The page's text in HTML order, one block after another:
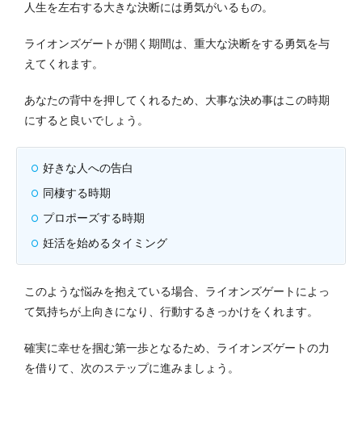
人生を左右する大きな決断には勇気がいるもの。
ライオンズゲートが開く期間は、重大な決断をする勇気を与
えてくれます。
あなたの背中を押してくれるため、大事な決め事はこの時期
にすると良いでしょう。
好きな人への告白
同棲する時期
プロポーズする時期
妊活を始めるタイミング
このような悩みを抱えている場合、ライオンズゲートによっ
て気持ちが上向きになり、行動するきっかけをくれます。
確実に幸せを掴む第一歩となるため、ライオンズゲートの力
を借りて、次のステップに進みましょう。